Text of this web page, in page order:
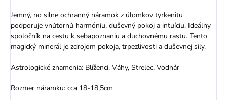
Jemný, no silne ochranný náramok z úlomkov tyrkenitu
podporuje vnútornú harmóniu, duševný pokoj a intuíciu. Ideálny
spoločník na cestu k sebapoznaniu a duchovnému rastu. Tento
magický minerál je zdrojom pokoja, trpezlivosti a duševnej sily.
Astrologické znamenia: Blíženci, Váhy, Strelec, Vodnár
Rozmer náramku: cca 18-18,5cm